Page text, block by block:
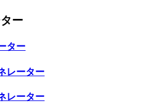
ー
ター
レーター
レーター